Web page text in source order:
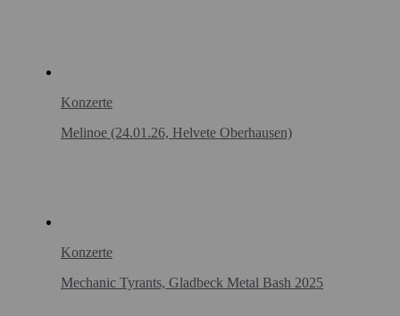
Konzerte
Melinoe (24.01.26, Helvete Oberhausen)
Konzerte
Mechanic Tyrants, Gladbeck Metal Bash 2025